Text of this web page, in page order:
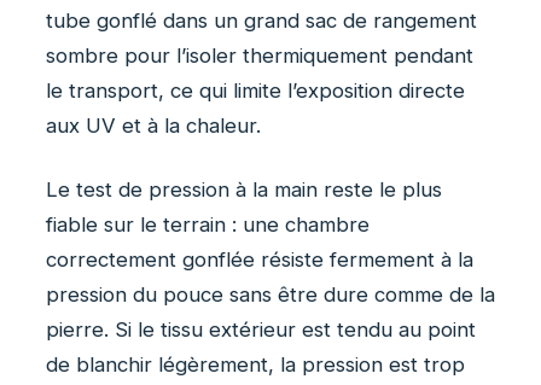
tube gonflé dans un grand sac de rangement
sombre pour l’isoler thermiquement pendant
le transport, ce qui limite l’exposition directe
aux UV et à la chaleur.
Le test de pression à la main reste le plus
fiable sur le terrain : une chambre
correctement gonflée résiste fermement à la
pression du pouce sans être dure comme de la
pierre. Si le tissu extérieur est tendu au point
de blanchir légèrement, la pression est trop